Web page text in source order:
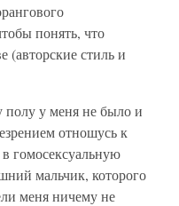
понять, что
(авторские стиль и
полу у меня не было и
отношусь к
гомосексуальную
мальчик, которого
меня ничему не